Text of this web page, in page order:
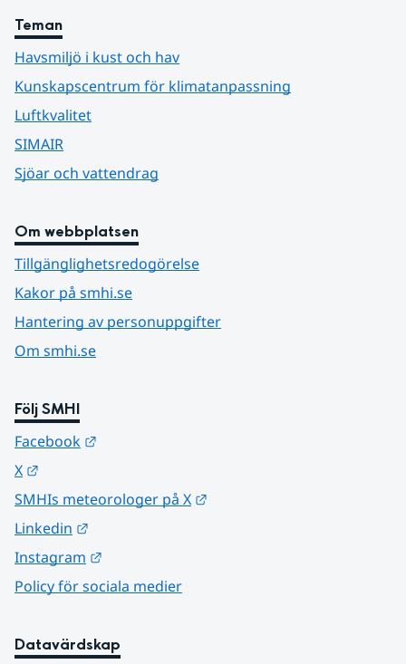
Teman
Havsmiljö i kust och hav
Kunskapscentrum för klimatanpassning
Luftkvalitet
SIMAIR
Sjöar och vattendrag
Om webbplatsen
Tillgänglighetsredogörelse
Kakor på smhi.se
Hantering av personuppgifter
Om smhi.se
Följ SMHI
Facebook
X
SMHIs meteorologer på X
Linkedin
Instagram
Policy för sociala medier
Datavärdskap